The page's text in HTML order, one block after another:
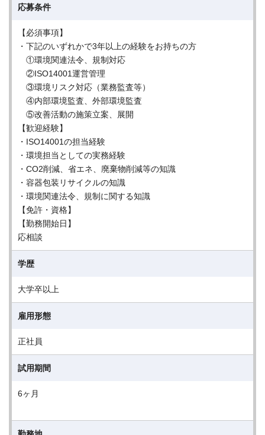
応募条件
【必須事項】
・下記のいずれかで3年以上の経験をお持ちの方
①環境関連法令、規制対応
②ISO14001運営管理
③環境リスク対応（業務監査等）
④内部環境監査、外部環境監査
⑤改善活動の施策立案、展開
【歓迎経験】
・ISO14001の担当経験
・環境担当としての実務経験
・CO2削減、省エネ、廃棄物削減等の知識
・容器包装リサイクルの知識
・環境関連法令、規制に関する知識
【免許・資格】
【勤務開始日】
応相談
学歴
大学卒以上
雇用形態
正社員
試用期間
6ヶ月